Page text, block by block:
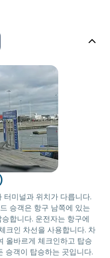
미널과 위치가 다릅니다.
승객은 항구 남쪽에 있는
합니다. 운전자는 항구에
크인 차선을 사용합니다. 차
올바르게 체크인하고 탑승
승객이 탑승하는 곳입니다.